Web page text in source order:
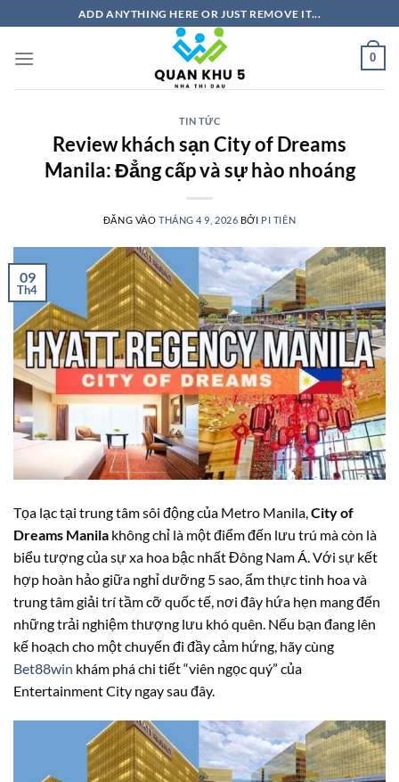
qua
nội
ADD ANYTHING HERE OR JUST REMOVE IT...
0
TIN TỨC
Review khách sạn City of Dreams
Manila: Đẳng cấp và sự hào nhoáng
ĐĂNG VÀO THÁNG 4 9, 2026 BỞI PI TIÊN
09
Th4
Tọa lạc tại trung tâm sôi động của Metro Manila,City of
Dreams Manila không chỉ là một điểm đến lưu trú mà còn là
biểu tượng của sự xa hoa bậc nhất Đông Nam Á. Với sự kết
hợp hoàn hảo giữa nghỉ dưỡng 5 sao, ẩm thực tinh hoa và
trung tâm giải trí tầm cỡ quốc tế, nơi đây hứa hẹn mang đến
những trải nghiệm thượng lưu khó quên. Nếu bạn đang lên
kế hoạch cho một chuyến đi đầy cảm hứng, hãy cùng
Bet88win khám phá chi tiết “viên ngọc quý” của
Entertainment City ngay sau đây.